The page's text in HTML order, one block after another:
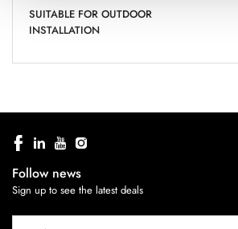
SUITABLE FOR OUTDOOR
INSTALLATION
Follow news
Sign up to see the latest deals